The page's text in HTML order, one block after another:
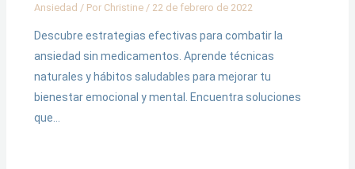
Ansiedad / Por Christine / 22 de febrero de 2022
Descubre estrategias efectivas para combatir la
ansiedad sin medicamentos. Aprende técnicas
naturales y hábitos saludables para mejorar tu
bienestar emocional y mental. Encuentra soluciones
que…